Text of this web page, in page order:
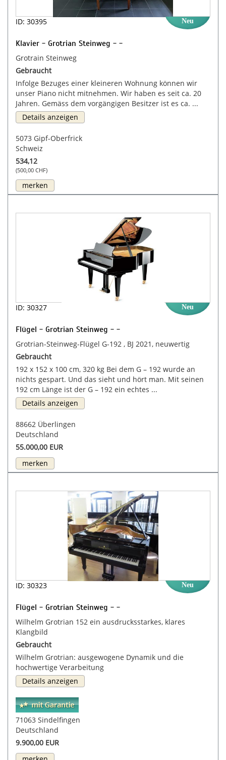
ID: 30395 Neu
Klavier - Grotrian Steinweg - -
Grotrain Steinweg
Gebraucht
Infolge Bezuges einer kleineren Wohnung können wir
unser Piano nicht mitnehmen. Wir haben es seit ca. 20
Jahren. Gemäss dem vorgängigen Besitzer ist es ca. ...
Details anzeigen
5073 Gipf-Oberfrick
Schweiz
534,12
(500,00 CHF)
merken
ID: 30327 Neu
Flügel - Grotrian Steinweg - -
Grotrian-Steinweg-Flügel G-192 , BJ 2021, neuwertig
Gebraucht
192 x 152 x 100 cm, 320 kg Bei dem G – 192 wurde an
nichts gespart. Und das sieht und hört man. Mit seinen
192 cm Länge ist der G – 192 ein echtes ...
Details anzeigen
88662 Überlingen
Deutschland
55.000,00 EUR
merken
ID: 30323 Neu
Flügel - Grotrian Steinweg - -
Wilhelm Grotrian 152 ein ausdrucksstarkes, klares
Klangbild
Gebraucht
Wilhelm Grotrian: ausgewogene Dynamik und die
hochwertige Verarbeitung
Details anzeigen
71063 Sindelfingen
Deutschland
9.900,00 EUR